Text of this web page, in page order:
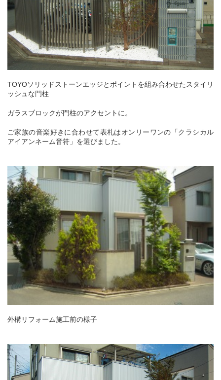
TOYOソリッドストーンエッジとポイントを組み合わせたスタイリ
ッシュな門柱
ガラスブロックが門柱のアクセントに。
ご家族の音楽好きに合わせて表札はオンリーワンの「クラシカル
アイアンネーム音符」を選びました。
外構リフォーム施工前の様子